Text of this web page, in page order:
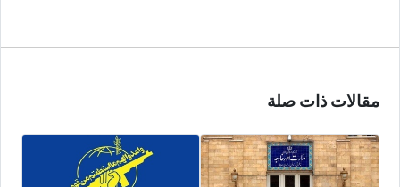
مقالات ذات صلة